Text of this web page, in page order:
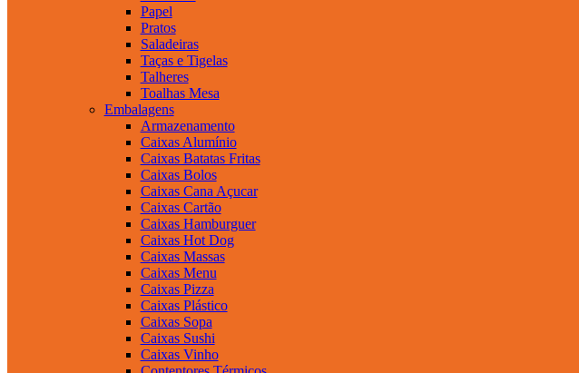
Papel
Pratos
Saladeiras
Taças e Tigelas
Talheres
Toalhas Mesa
Embalagens
Armazenamento
Caixas Alumínio
Caixas Batatas Fritas
Caixas Bolos
Caixas Cana Açucar
Caixas Cartão
Caixas Hamburguer
Caixas Hot Dog
Caixas Massas
Caixas Menu
Caixas Pizza
Caixas Plástico
Caixas Sopa
Caixas Sushi
Caixas Vinho